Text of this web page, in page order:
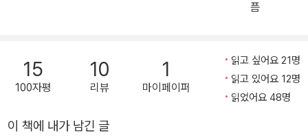
첫 극영화 <가족의 나라>(2012)로 제62회 베를린영화제 포럼 부문
에서 CICAE상을 수상하며 양영희는 영화감독으로서 입지를 굳힌다.
이 영화는 제85회 아카데미상 외국어영화상에 일본 대표작으로 출품
올로기> 역시 제13회 DMZ국제다큐멘터리영화제 대상, 제47회 서
픔
15
100자평
10
리뷰
1
마이페이퍼
읽고 싶어요 21명
읽고 있어요 12명
읽었어요 48명
이 책에 내가 남긴 글